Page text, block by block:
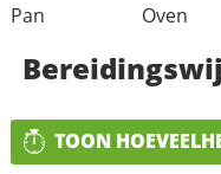
Pan
Oven
TOON